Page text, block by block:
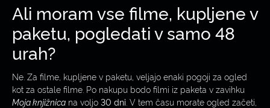
Ali moram vse filme, kupljene v
paketu, pogledati v samo 48
urah?
Ne. Za filme, kupljene v paketu, veljajo enaki pogoji za ogled
kot za ostale filme. Po nakupu bodo filmi iz paketa v zavihku
Moja knjižnica na voljo 30 dni . V tem času morate ogled začeti,